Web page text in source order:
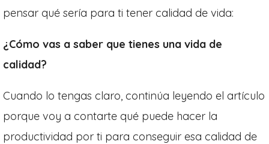
pensar qué sería para ti tener calidad de vida:
¿Cómo vas a saber que tienes una vida de
calidad?
Cuando lo tengas claro, continúa leyendo el artículo
porque voy a contarte qué puede hacer la
productividad por ti para conseguir esa calidad de